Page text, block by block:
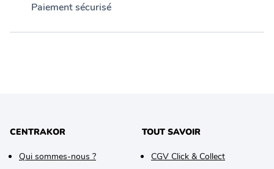
Paiement sécurisé
CENTRAKOR
Qui sommes-nous ?
TOUT SAVOIR
CGV Click & Collect